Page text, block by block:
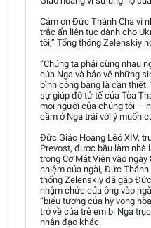
Cảm ơn Đức Thánh Cha vì
trắc ẩn liên tục dành cho
tôi,” Tổng thống Zelenskiy
“Chúng ta phải cùng nhau
của Nga và bảo vệ những
bình công bằng là cần
sự giúp đỡ tử tế của Tòa
mọi người của chúng tôi —
cầm ở Nga trái với ý muốn
Đức Giáo Hoàng Lêô XIV,
Prevost, được bầu làm nhà
trong Cơ Mật Viện vào
nhiệm của ngài, Đức Thánh
thống Zelenskiy đã gặp
nhậm chức của ông vào
“biểu tượng của hy vọng
trở về của trẻ em bị Nga
nhân đạo khác.